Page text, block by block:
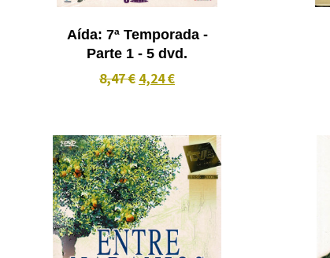
Aída: 7ª Temporada -
Parte 1 - 5 dvd.
8,47 € 4,24 €